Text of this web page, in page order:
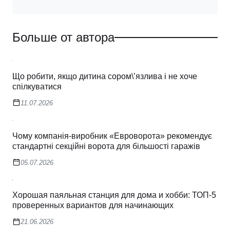
Больше от автора
Що робити, якщо дитина сором\’язлива і не хоче
спілкуватися
11.07.2026
Чому компанія-виробник «Евроворота» рекомендує
стандартні секційні ворота для більшості гаражів
05.07.2026
Хорошая паяльная станция для дома и хобби: ТОП-5
проверенных вариантов для начинающих
21.06.2026